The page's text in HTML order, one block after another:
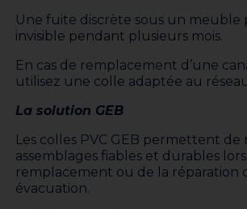
Une fuite discrète sous un meuble
invisible pendant plusieurs mois.
En cas de remplacement d’une
utilisez une colle adaptée au
La solution GEB
Les colles PVC GEB permettent de
assemblages fiables et durables
remplacement ou de la réparation
évacuation.